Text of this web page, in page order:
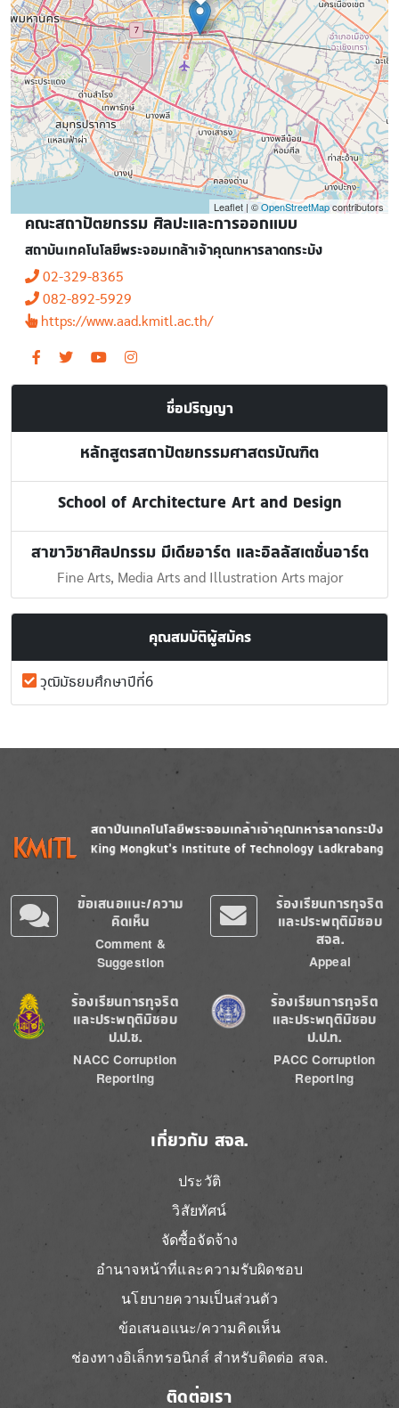
Leaflet | ©OpenStreetMapcontributors
คณะสถาปัตยกรรม ศิลปะและการออกแบบ
สถาบันเทคโนโลยีพระจอมเกล้าเจ้าคุณทหารลาดกระบัง
02-329-8365
082-892-5929
https://www.aad.kmitl.ac.th/
ชื่อปริญญา
หลักสูตรสถาปัตยกรรมศาสตรบัณฑิต
School of Architecture Art and Design
สาขาวิชาศิลปกรรม มีเดียอาร์ต และอิลลัสเตชั่นอาร์ต
Fine Arts, Media Arts and Illustration Arts major
คุณสมบัติผู้สมัคร
วุฒิมัธยมศึกษาปีที่6
Image
ข้อเสนอแนะ/ความ
คิดเห็น
Comment &
Suggestion
ร้องเรียนการทุจริต
และประพฤติมิชอบ
สจล.
Appeal
Image
ร้องเรียนการทุจริต
และประพฤติมิชอบ
ป.ป.ช.
NACC Corruption
Reporting
Image
ร้องเรียนการทุจริต
และประพฤติมิชอบ
ป.ป.ท.
PACC Corruption
Reporting
เกี่ยวกับ สจล.
ประวัติ
วิสัยทัศน์
จัดซื้อจัดจ้าง
อำนาจหน้าที่และความรับผิดชอบ
นโยบายความเป็นส่วนตัว
ข้อเสนอแนะ/ความคิดเห็น
ช่องทางอิเล็กทรอนิกส์ สำหรับติดต่อ สจล.
ติดต่อเรา